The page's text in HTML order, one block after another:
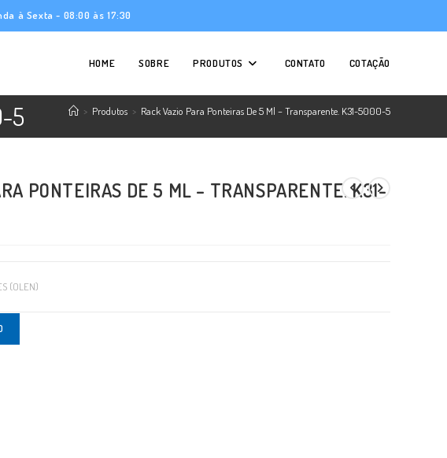
à Sexta - 08:00 às 17:30
HOME SOBRE PRODUTOS CONTATO COTAÇÃO
5 > Produtos > Rack Vazio Para Ponteiras De 5 Ml – Transparente. K31-5000-5
PONTEIRAS DE 5 ML – TRANSPARENTE. K31-
(OLEN)